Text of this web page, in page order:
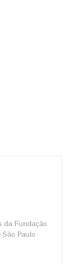
da Fundação
Paulo